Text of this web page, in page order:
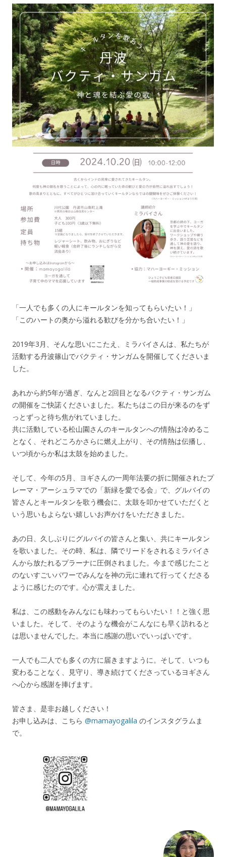
「一人でも多くの人にキールタンを知ってもらいたい！」
「このハートの奥から溢れる歓びを分かち合いたい！」
2019年3月、そんな思いにこたえ、ミラバイさんは、私たちが
活動する丹波篠山でバクティ・サンガムを開催してくださいま
した。
あれから約5年が過ぎ、なんと2回目となるバクティ・サンガム
の開催をご快諾くださいました。私たちはこの日が来るのをず
っとずっと待ち焦がれていました。
共に活動している松山園さんのキールタンへの情熱は冷めるこ
となく、それどころかさらに燃え上がり、その情熱は伝播し、
いつ頃からか私は太鼓を始めました。
そして、今年の5月、ヨギさんの一周年法要の折に開催されたプ
レーマ・アーシュラマでの「新緑を愛でる会」で、グルバイの
皆さんとキールタンを歌う機会に、太鼓を叩かせていただくと
いう思いもよらない嬉しいお声かけをいただきました。
あの日、久しぶりにグルバイの皆さんと集い、共にキールタン
を歌いました。その時、私は、隣でリードをされるミラバイさ
んから放たれるプラーナに圧倒されました。今まで感じたこと
のないすごいパワーでみんなを神の元に連れて行ってくださる
ように感じたのです。心が震えました。
私は、この感動をみんなにも味わってもらいたい！！と強く思
いました。そして、そのような機会がこんなにも早く訪れると
は思いませんでした。本当に感謝の思いでいっぱいです。
一人でも二人でも多くの方に届きますように。そして、いつも
変わることなく、見守り、導き続けてくださっているヨギさん
へ心から感謝を捧げます。
皆さま、是非お越しください！
お申し込みは、こちら @mamayogalila のインスタグラムま
で。